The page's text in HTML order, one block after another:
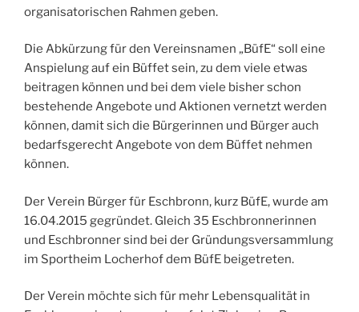
organisatorischen Rahmen geben.
Die Abkürzung für den Vereinsnamen „BüfE“ soll eine
Anspielung auf ein Büffet sein, zu dem viele etwas
beitragen können und bei dem viele bisher schon
bestehende Angebote und Aktionen vernetzt werden
können, damit sich die Bürgerinnen und Bürger auch
bedarfsgerecht Angebote von dem Büffet nehmen
können.
Der Verein Bürger für Eschbronn, kurz BüfE, wurde am
16.04.2015 gegründet. Gleich 35 Eschbronnerinnen
und Eschbronner sind bei der Gründungsversammlung
im Sportheim Locherhof dem BüfE beigetreten.
Der Verein möchte sich für mehr Lebensqualität in